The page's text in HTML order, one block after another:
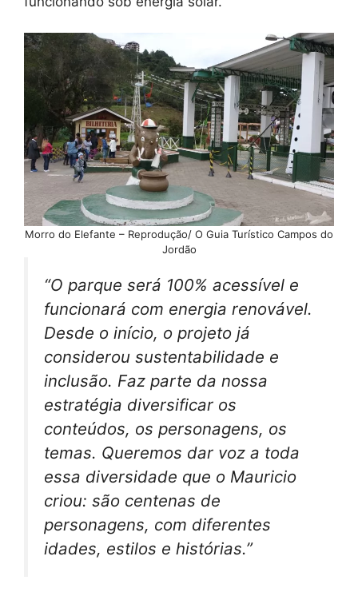
Morro do Elefante – Reprodução/ O Guia Turístico Campos do
Jordão
“O parque será 100% acessível e
funcionará com energia renovável.
Desde o início, o projeto já
considerou sustentabilidade e
inclusão. Faz parte da nossa
estratégia diversificar os
conteúdos, os personagens, os
temas. Queremos dar voz a toda
essa diversidade que o Mauricio
criou: são centenas de
personagens, com diferentes
idades, estilos e histórias.”